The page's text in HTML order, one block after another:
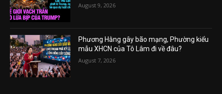
August 9, 2026
Phương Hằng gây bão mạng, Phường kiểu
mẫu XHCN của Tô Lâm đi về đâu?
August 7, 2026